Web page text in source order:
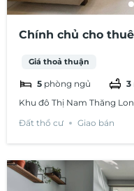
Chính chủ cho
Giá thoả thuận
5 phòng ngủ 3
Khu đô Thị Nam Thăng
Đất thổ cư
Giao bán